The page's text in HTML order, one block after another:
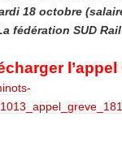
18 octobre
fédération SUD
l’appel